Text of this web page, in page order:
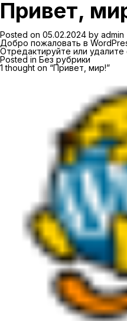
Привет,
Posted on 05.02.2024 by admin
Добро пожаловать в
Отредактируйте или удалите
Posted in Без рубрики
1 thought on “Привет, мир!”